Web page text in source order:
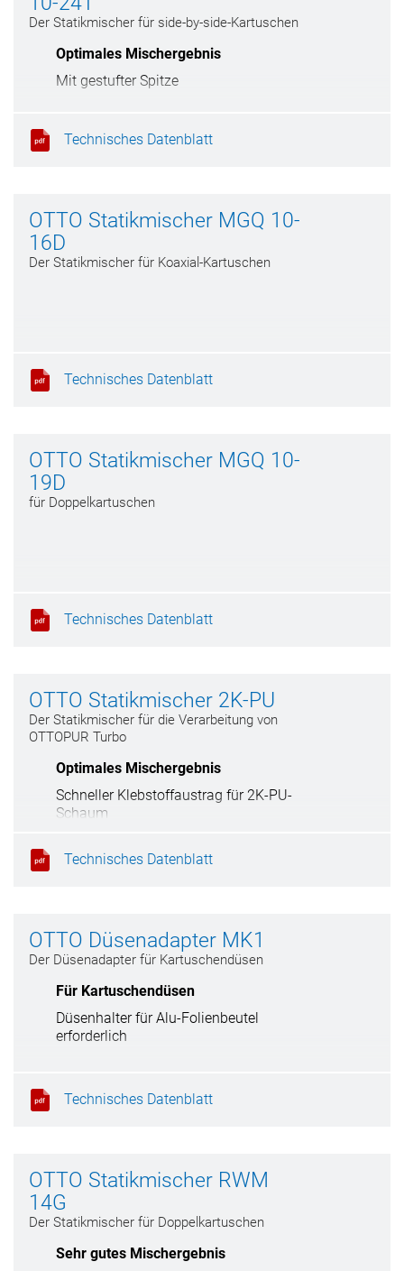
Der Statikmischer für side-by-side-Kartuschen
Optimales Mischergebnis
Mit gestufter Spitze
Technisches Datenblatt
OTTO Statikmischer MGQ 10-
16D
Der Statikmischer für Koaxial-Kartuschen
Technisches Datenblatt
OTTO Statikmischer MGQ 10-
19D
für Doppelkartuschen
Technisches Datenblatt
OTTO Statikmischer 2K-PU
Der Statikmischer für die Verarbeitung von
OTTOPUR Turbo
Optimales Mischergebnis
Schneller Klebstoffaustrag für 2K-PU-
Schaum
Technisches Datenblatt
OTTO Düsenadapter MK1
Der Düsenadapter für Kartuschendüsen
Für Kartuschendüsen
Düsenhalter für Alu-Folienbeutel
erforderlich
Technisches Datenblatt
OTTO Statikmischer RWM
14G
Der Statikmischer für Doppelkartuschen
Sehr gutes Mischergebnis